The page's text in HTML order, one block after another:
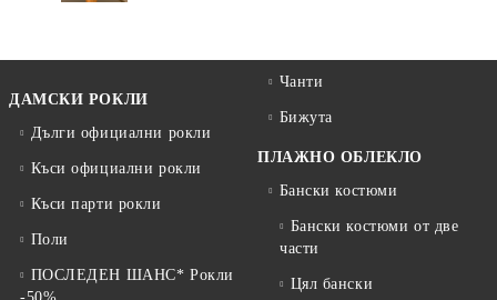
ДАМСКИ РОКЛИ
Дълги официални рокли
Къси официални рокли
Къси парти рокли
Поли
ПОСЛЕДЕН ШАНС* Рокли
Чанти
Бижута
ПЛАЖНО ОБЛЕКЛО
Бански костюми
Бански костюми от две
части
Цял бански